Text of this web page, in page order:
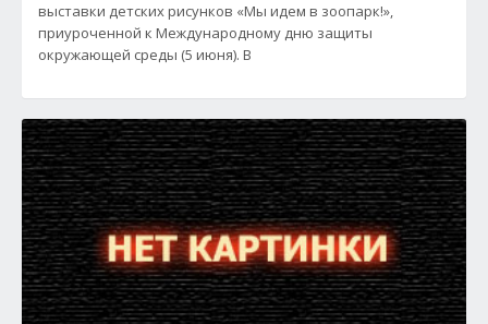
выставки детских рисунков «Мы идем в зоопарк!»,
приуроченной к Международному дню защиты
окружающей среды (5 июня). В